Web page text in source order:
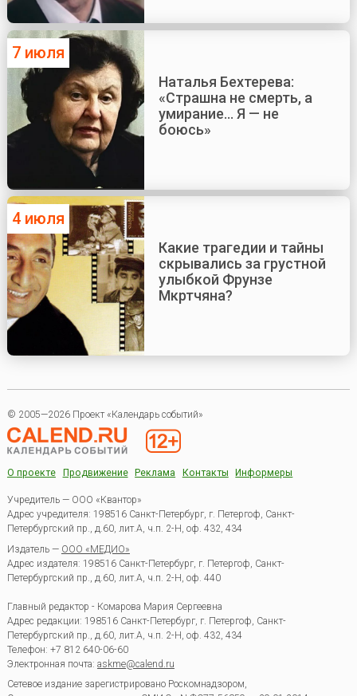
7 июля
Наталья Бехтерева:
«Страшна не смерть, а
умирание... Я — не
боюсь»
4 июля
Какие трагедии и тайны
скрывались за грустной
улыбкой Фрунзе
Мкртчяна?
© 2005—2026 Проект «Календарь событий»
О проекте Продвижение Реклама Контакты Информеры
Учредитель — ООО «Квантор»
Адрес учредителя: 198516 Санкт-Петербург, г. Петергоф, Санкт-
Петербургский пр., д.60, лит.А, ч.п. 2-Н, оф. 432, 434
Издатель — ООО «МЕДИО»
Адрес издателя: 198516 Санкт-Петербург, г. Петергоф, Санкт-
Петербургский пр., д.60, лит.А, ч.п. 2-Н, оф. 440
Главный редактор - Комарова Мария Сергеевна
Адрес редакции: 198516 Санкт-Петербург, г. Петергоф Санкт-
Петербургский пр., д.60, лит.А, ч.п. 2-Н, оф. 432, 434
Телефон: +7 812 640-06-60
Электронная почта: askme@calend.ru
Сетевое издание зарегистрировано Роскомнадзором,